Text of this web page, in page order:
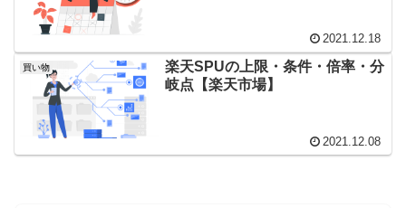
2021.12.18
買い物
楽天SPUの上限・条件・倍率・分
岐点【楽天市場】
2021.12.08